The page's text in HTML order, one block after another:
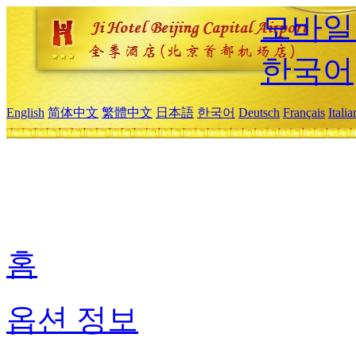
모바
한국어
English 简体中文 繁體中文 日本語 한국어 Deutsch Français
홈
옵션 정보